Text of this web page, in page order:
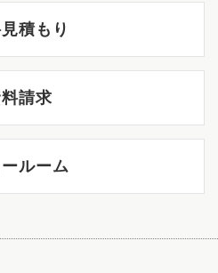
積もり
請求
ルーム